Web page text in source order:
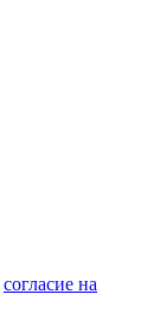
согласие на